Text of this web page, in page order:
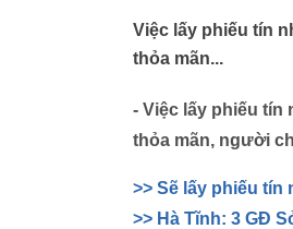
Việc lấy phiếu tín
thỏa mãn...
- Việc lấy phiếu
thỏa mãn, người
>> Sẽ lấy phiếu
>> Hà Tĩnh: 3 GĐ